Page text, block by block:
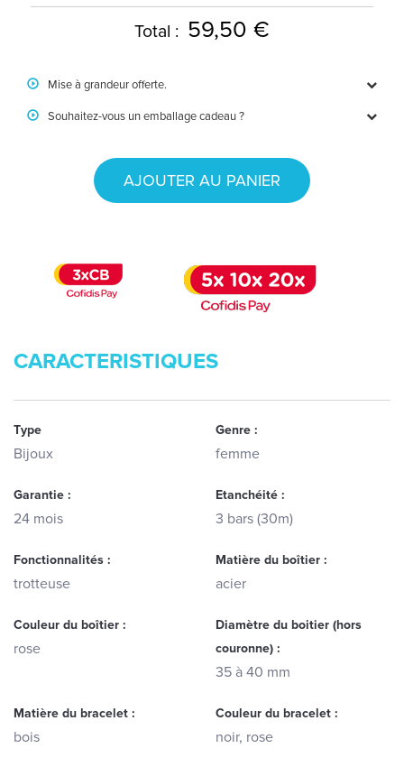
Total : 59,50 €
Mise à grandeur offerte.
Souhaitez-vous un emballage cadeau ?
AJOUTER AU PANIER
CARACTERISTIQUES
Type
Bijoux
Genre :
femme
Garantie :
24 mois
Etanchéité :
3 bars (30m)
Fonctionnalités :
trotteuse
Matière du boîtier :
acier
Couleur du boîtier :
rose
Diamètre du boitier (hors
couronne) :
35 à 40 mm
Matière du bracelet :
bois
Couleur du bracelet :
noir, rose